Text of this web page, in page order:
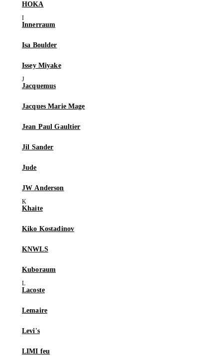
HOKA
Innerraum
Isa Boulder
Issey Miyake
Jacquemus
Jacques Marie Mage
Jean Paul Gaultier
Jil Sander
Jude
JW Anderson
Khaite
Kiko Kostadinov
KNWLS
Kuboraum
Lacoste
Lemaire
Levi's
LIMI feu